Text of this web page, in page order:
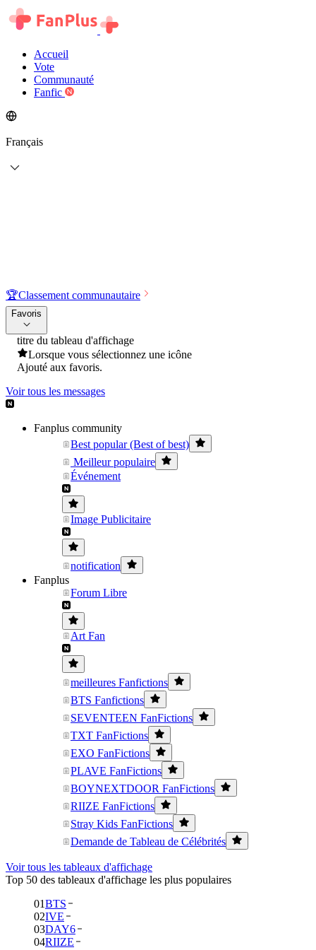
Accueil
Vote
Communauté
Fanfic
Français
🏆Classement communautaire
Favoris
titre du tableau d'affichage
Lorsque vous sélectionnez une icône
Ajouté aux favoris.
Voir tous les messages
Fanplus community
Best popular (Best of best)
Meilleur populaire
Événement
Image Publicitaire
notification
Fanplus
Forum Libre
Art Fan
meilleures Fanfictions
BTS Fanfictions
SEVENTEEN FanFictions
TXT FanFictions
EXO FanFictions
PLAVE FanFictions
BOYNEXTDOOR FanFictions
RIIZE FanFictions
Stray Kids FanFictions
Demande de Tableau de Célébrités
Voir tous les tableaux d'affichage
Top 50 des tableaux d'affichage les plus populaires
01BTS
02IVE
03DAY6
04RIIZE